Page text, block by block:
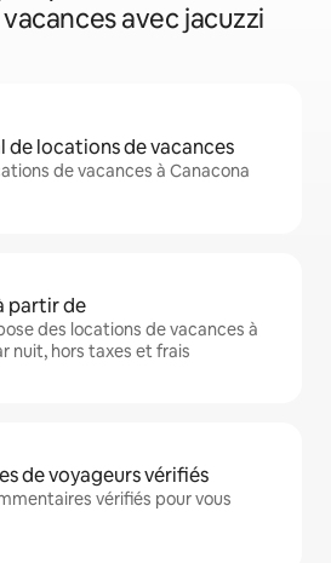
avec jacuzzi
de locations de vacances
de vacances à Canacona
partir de
des locations de vacances à
nuit, hors taxes et frais
de voyageurs vérifiés
vérifiés pour vous